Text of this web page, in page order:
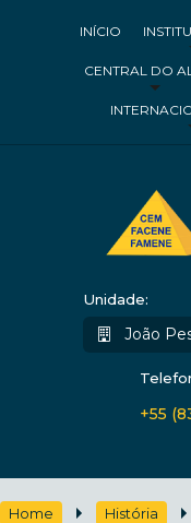
INÍCIO
CENTRAL DO
Unidade:
João
+55
Home História